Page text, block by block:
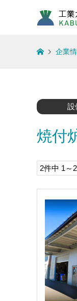
企業
設
焼付
2件中 1～